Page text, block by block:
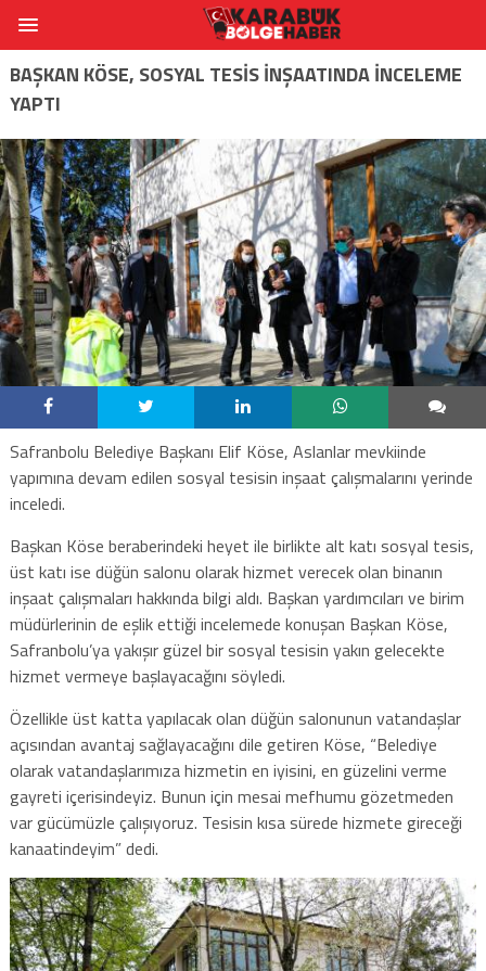
BAŞKAN KÖSE, SOSYAL TESİS İNŞAATINDA İNCELEME
YAPTI
Safranbolu Belediye Başkanı Elif Köse, Aslanlar mevkiinde
yapımına devam edilen sosyal tesisin inşaat çalışmalarını yerinde
inceledi.
Başkan Köse beraberindeki heyet ile birlikte alt katı sosyal tesis,
üst katı ise düğün salonu olarak hizmet verecek olan binanın
inşaat çalışmaları hakkında bilgi aldı. Başkan yardımcıları ve birim
müdürlerinin de eşlik ettiği incelemede konuşan Başkan Köse,
Safranbolu’ya yakışır güzel bir sosyal tesisin yakın gelecekte
hizmet vermeye başlayacağını söyledi.
Özellikle üst katta yapılacak olan düğün salonunun vatandaşlar
açısından avantaj sağlayacağını dile getiren Köse, “Belediye
olarak vatandaşlarımıza hizmetin en iyisini, en güzelini verme
gayreti içerisindeyiz. Bunun için mesai mefhumu gözetmeden
var gücümüzle çalışıyoruz. Tesisin kısa sürede hizmete gireceği
kanaatindeyim” dedi.